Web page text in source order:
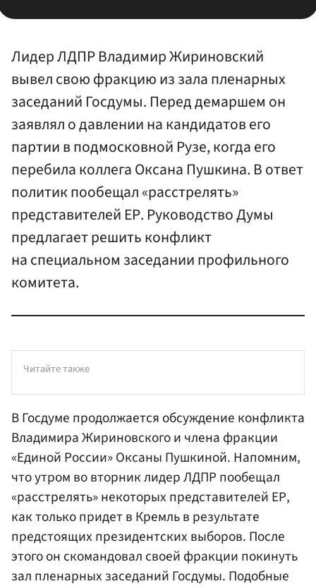
Лидер ЛДПР Владимир Жириновский
вывел свою фракцию из зала пленарных
заседаний Госдумы. Перед демаршем он
заявлял о давлении на кандидатов его
партии в подмосковной Рузе, когда его
перебила коллега Оксана Пушкина. В ответ
политик пообещал «расстрелять»
представителей ЕР. Руководство Думы
предлагает решить конфликт
на специальном заседании профильного
комитета.
Читайте также
В Госдуме продолжается обсуждение конфликта
Владимира Жириновскогои члена фракции
«Единой России»Оксаны Пушкиной. Напомним,
что утром во вторник лидерЛДПР пообещал
«расстрелять» некоторых представителей ЕР,
как только придет в Кремль в результате
предстоящих президентских выборов. После
этого он скомандовал своей фракции покинуть
зал пленарных заседаний Госдумы. Подобные